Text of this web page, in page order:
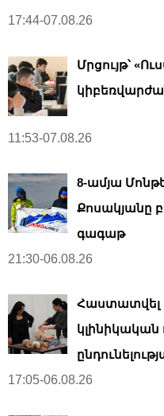
17:44-07.08.26
Մրցույթ՝
11:53-07.08.26
8-ամյա
Քոսակյանը
գագաթ
21:30-06.08.26
Հաստատվել
կլինիկական
17:05-06.08.26